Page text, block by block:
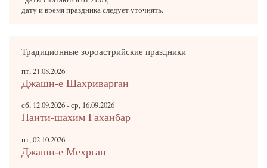
дату и время праздника следует уточнять.
Традиционные зороастрийские праздники
пт, 21.08.2026
Джашн-е Шахриварган
сб, 12.09.2026-ср, 16.09.2026
Паити-шахим Гаханбар
пт, 02.10.2026
Джашн-е Мехрган